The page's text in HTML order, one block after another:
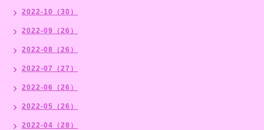
2022-10（30）
2022-09（26）
2022-08（26）
2022-07（27）
2022-06（26）
2022-05（26）
2022-04（28）